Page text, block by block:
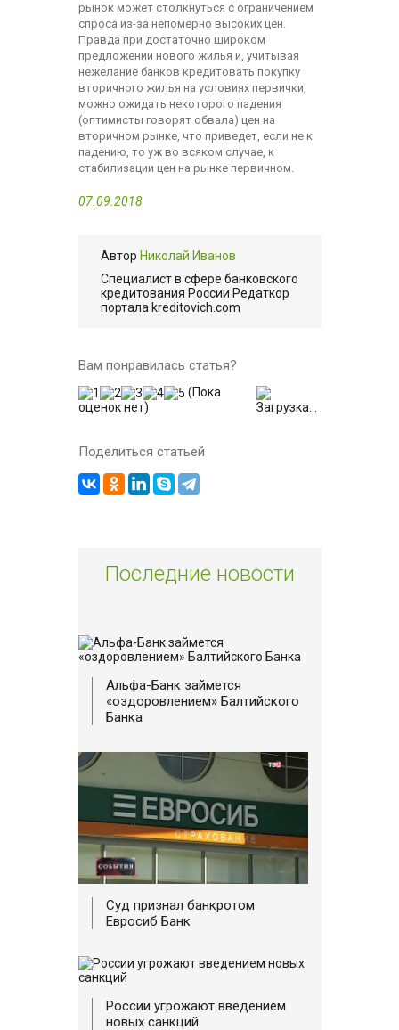
рынок может столкнуться с ограничением
спроса из-за непомерно высоких цен.
Правда при достаточно широком
предложении нового жилья и, учитывая
нежелание банков кредитовать покупку
вторичного жилья на условиях первички,
можно ожидать некоторого падения
(оптимисты говорят обвала) цен на
вторичном рынке, что приведет, если не к
падению, то уж во всяком случае, к
стабилизации цен на рынке первичном.
07.09.2018
Автор Николай Иванов
Cпециалист в сфере банковского
кредитования России Редаткор
портала kreditovich.com
Вам понравилась статья?
(Пока
оценок нет)
Загрузка...
Поделиться статьей
Последние новости
Альфа-Банк займется
«оздоровлением» Балтийского
Банка
Суд признал банкротом
Евросиб Банк
России угрожают введением
новых санкций